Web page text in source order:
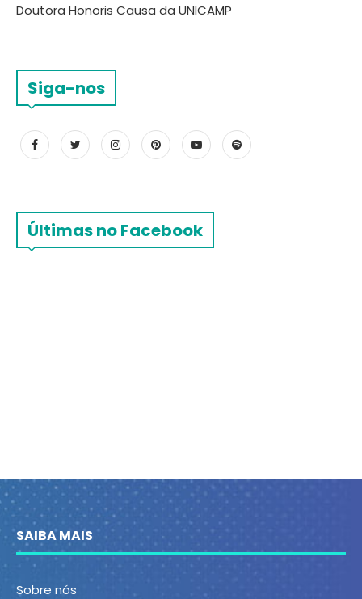
Doutora Honoris Causa da UNICAMP
Siga-nos
Últimas no Facebook
SAIBA MAIS
Sobre nós